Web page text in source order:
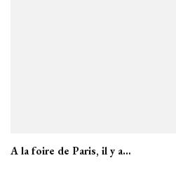
A la foire de Paris, il y a…